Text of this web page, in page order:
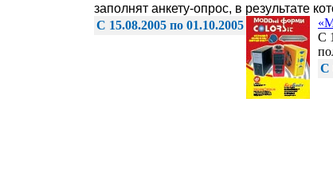
заполнят анкету-опрос, в результате
C 15.08.2005 по 01.10.2005
С
C